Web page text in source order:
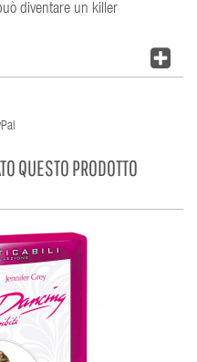
diventare un killer
QUESTO PRODOTTO